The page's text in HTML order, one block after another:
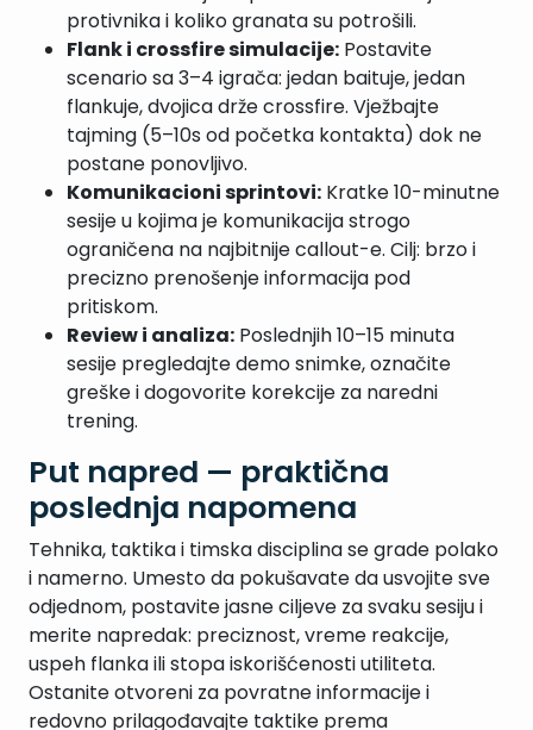
protivnika i koliko granata su potrošili.
Flank i crossfire simulacije: Postavite
scenario sa 3–4 igrača: jedan baituje, jedan
flankuje, dvojica drže crossfire. Vježbajte
tajming (5–10s od početka kontakta) dok ne
postane ponovljivo.
Komunikacioni sprintovi: Kratke 10-minutne
sesije u kojima je komunikacija strogo
ograničena na najbitnije callout-e. Cilj: brzo i
precizno prenošenje informacija pod
pritiskom.
Review i analiza: Poslednjih 10–15 minuta
sesije pregledajte demo snimke, označite
greške i dogovorite korekcije za naredni
trening.
Put napred — praktična
poslednja napomena
Tehnika, taktika i timska disciplina se grade polako
i namerno. Umesto da pokušavate da usvojite sve
odjednom, postavite jasne ciljeve za svaku sesiju i
merite napredak: preciznost, vreme reakcije,
uspeh flanka ili stopa iskorišćenosti utiliteta.
Ostanite otvoreni za povratne informacije i
redovno prilagođavajte taktike prema